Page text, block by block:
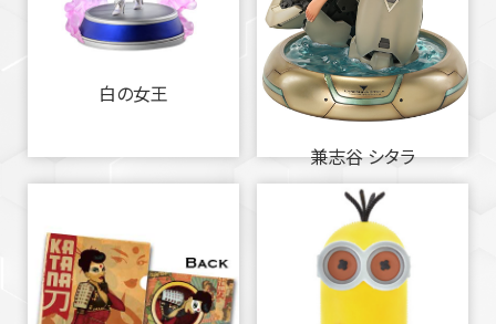
白の女王
兼志谷 シタラ